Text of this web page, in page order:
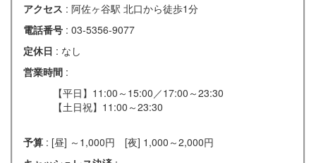
アクセス : 阿佐ヶ谷駅 北口から徒歩1分
電話番号 : 03-5356-9077
定休日 : なし
営業時間 :
【平日】11:00～15:00／17:00～23:30
【土日祝】11:00～23:30
予算 : [昼] ～1,000円 [夜] 1,000～2,000円